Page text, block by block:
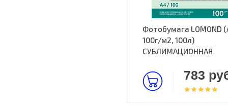
Фотобумага LOMOND
100г/м2, 100л)
СУБЛИМАЦИОННАЯ
783